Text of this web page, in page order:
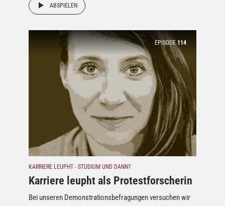
ABSPIELEN
EPISODE 114
KARRIERE LEUPHT - STUDIUM UND DANN?
Karriere leupht als Protestforscherin
Bei unseren Demonstrationsbefragungen versuchen wir